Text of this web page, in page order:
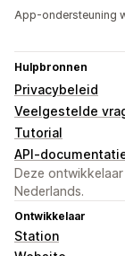
App-ondersteuning
Hulpbronnen
Privacybeleid
Veelgestelde
Tutorial
API-
Deze
Nederlands.
Ontwikkelaar
Station